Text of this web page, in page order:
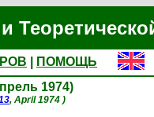
ПОМОЩЬ
1974)
, April 1974 )